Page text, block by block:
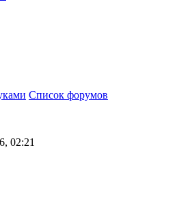
Список форумов
02:21